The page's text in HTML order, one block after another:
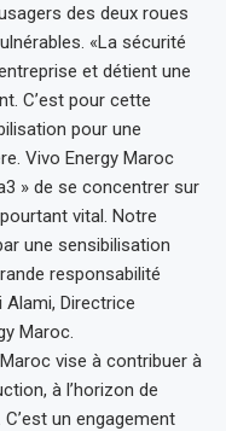
des deux roues
«La sécurité
et détient une
C’est pour cette
pour une
Vivo Energy Maroc
» de se concentrer sur
vital. Notre
une sensibilisation
responsabilité
Alami, Directrice
Maroc.
vise à contribuer à
à l’horizon de
un engagement